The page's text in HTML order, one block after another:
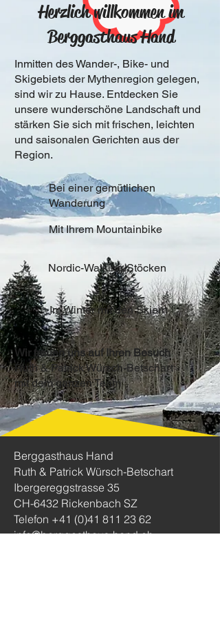
Herzlich willkommen im
Berggasthaus Hand
Inmitten des Wander-, Bike- und
Skigebiets der Mythenregion gelegen,
sind wir zu Hause. Entdecken Sie
unsere wunderschöne Landschaft und
stärken Sie sich mit frischen, leichten
und saisonalen Gerichten aus der
Region.
Bei einer gemütlichen
Wanderung
Mit Ihrem Mountainbike
Nordic-Walking-Stöcken
Im Winter mit den Skiern
Wir freuen uns auf Ihren Besuch
Ruth & Patrick Würsch-Betschart
mit dem ganzen Team
Berggasthaus Hand
Ruth & Patrick Würsch-Betschart
Ibergereggstrasse 35
CH-6432 Rickenbach SZ
Telefon +41 (0)41 811 23 62
info@berggasthaus-hand.ch